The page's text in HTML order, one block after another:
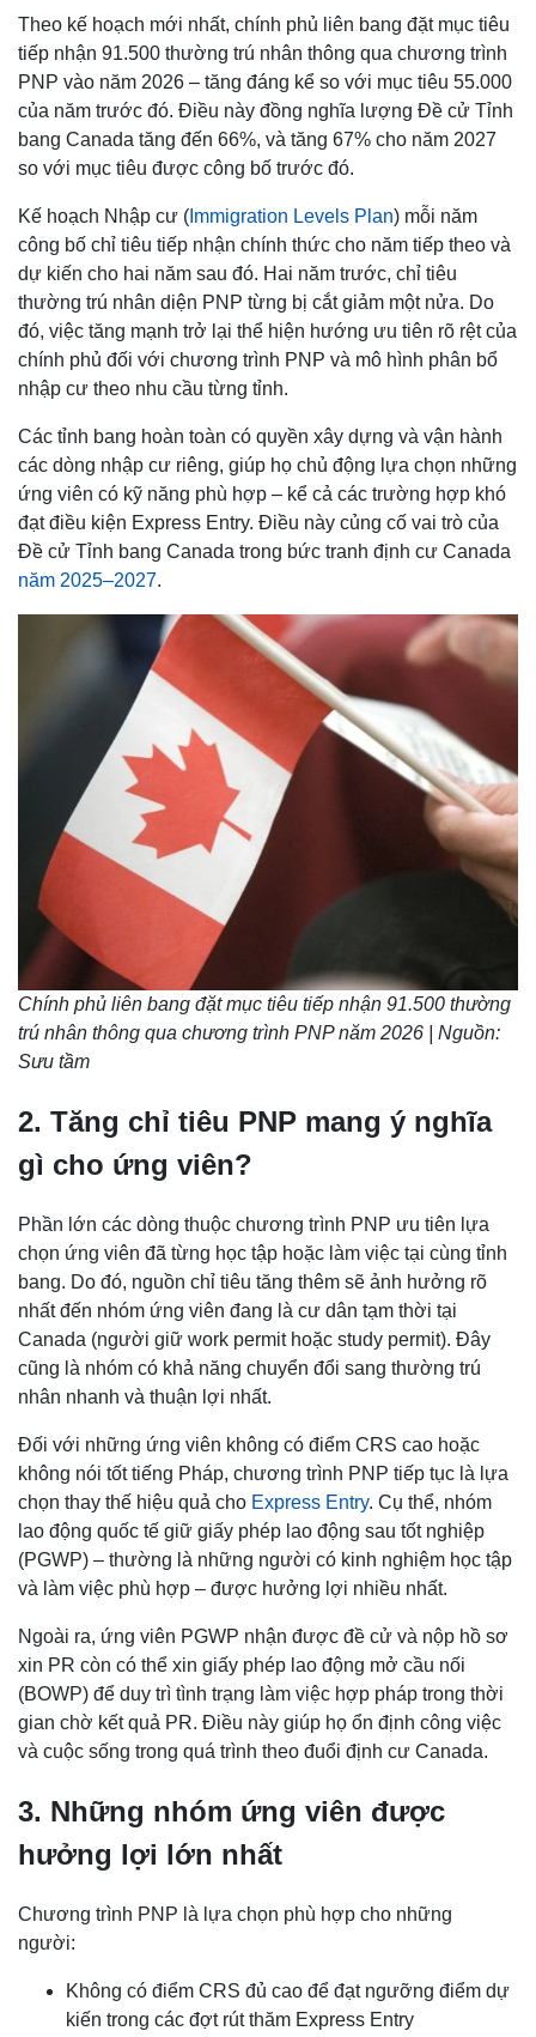
Theo kế hoạch mới nhất, chính phủ liên bang đặt mục tiêu
tiếp nhận 91.500 thường trú nhân thông qua chương trình
PNP vào năm 2026 – tăng đáng kể so với mục tiêu 55.000
của năm trước đó. Điều này đồng nghĩa lượng Đề cử Tỉnh
bang Canada tăng đến 66%, và tăng 67% cho năm 2027
so với mục tiêu được công bố trước đó.
Kế hoạch Nhập cư ( Immigration Levels Plan) mỗi năm
công bố chỉ tiêu tiếp nhận chính thức cho năm tiếp theo và
dự kiến cho hai năm sau đó. Hai năm trước, chỉ tiêu
thường trú nhân diện PNP từng bị cắt giảm một nửa. Do
đó, việc tăng mạnh trở lại thể hiện hướng ưu tiên rõ rệt của
chính phủ đối với chương trình PNP và mô hình phân bổ
nhập cư theo nhu cầu từng tỉnh.
Các tỉnh bang hoàn toàn có quyền xây dựng và vận hành
các dòng nhập cư riêng, giúp họ chủ động lựa chọn những
ứng viên có kỹ năng phù hợp – kể cả các trường hợp khó
đạt điều kiện Express Entry. Điều này củng cố vai trò của
Đề cử Tỉnh bang Canada trong bức tranh định cư Canada
năm 2025–2027.
Chính phủ liên bang đặt mục tiêu tiếp nhận 91.500 thường
trú nhân thông qua chương trình PNP năm 2026 | Nguồn:
Sưu tầm
2. Tăng chỉ tiêu PNP mang ý nghĩa
gì cho ứng viên?
Phần lớn các dòng thuộc chương trình PNP ưu tiên lựa
chọn ứng viên đã từng học tập hoặc làm việc tại cùng tỉnh
bang. Do đó, nguồn chỉ tiêu tăng thêm sẽ ảnh hưởng rõ
nhất đến nhóm ứng viên đang là cư dân tạm thời tại
Canada (người giữ work permit hoặc study permit). Đây
cũng là nhóm có khả năng chuyển đổi sang thường trú
nhân nhanh và thuận lợi nhất.
Đối với những ứng viên không có điểm CRS cao hoặc
không nói tốt tiếng Pháp, chương trình PNP tiếp tục là lựa
chọn thay thế hiệu quả cho Express Entry. Cụ thể, nhóm
lao động quốc tế giữ giấy phép lao động sau tốt nghiệp
(PGWP) – thường là những người có kinh nghiệm học tập
và làm việc phù hợp – được hưởng lợi nhiều nhất.
Ngoài ra, ứng viên PGWP nhận được đề cử và nộp hồ sơ
xin PR còn có thể xin giấy phép lao động mở cầu nối
(BOWP) để duy trì tình trạng làm việc hợp pháp trong thời
gian chờ kết quả PR. Điều này giúp họ ổn định công việc
và cuộc sống trong quá trình theo đuổi định cư Canada.
3. Những nhóm ứng viên được
hưởng lợi lớn nhất
Chương trình PNP là lựa chọn phù hợp cho những
người:
Không có điểm CRS đủ cao để đạt ngưỡng điểm dự
kiến trong các đợt rút thăm Express Entry